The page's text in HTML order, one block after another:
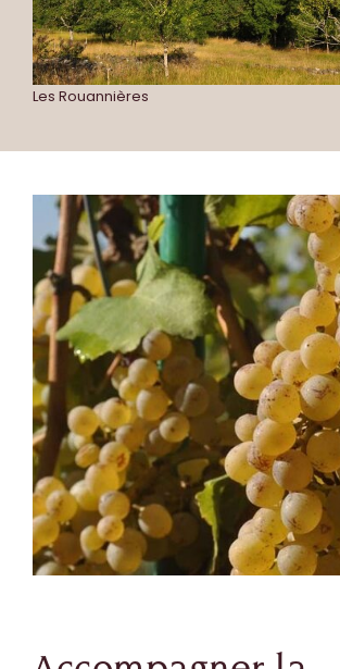
Les Rouannières